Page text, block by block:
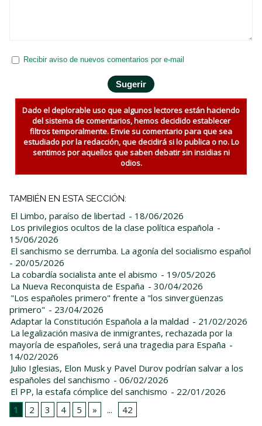
Recibir aviso de nuevos comentarios por e-mail
Dado el deplorable uso que algunos lectores están haciendo
del sistema de comentarios, hemos decidido establecer
filtros temporalmente. Envie su comentario para que sea
estudiado por la redacción, que decidirá si lo publica o no. Lo
sentimos por aquellos que saben debatir sin insidias ni
odios.
TAMBIÉN EN ESTA SECCIÓN:
El Limbo, paraíso de libertad - 18/06/2026
Los privilegios ocultos de la clase política española -
15/06/2026
El sanchismo se derrumba. La agonía del socialismo español
- 20/05/2026
La cobardía socialista ante el abismo - 19/05/2026
La Nueva Reconquista de España - 30/04/2026
"Los españoles primero" frente a "los sinvergüenzas
primero" - 23/04/2026
Adaptar la Constitución Española a la maldad - 21/02/2026
La legalización masiva de inmigrantes, rechazada por la
mayoría de españoles, será una tragedia para España -
14/02/2026
Julio Iglesias, Elon Musk y Pavel Durov podrían salvar a los
españoles del sanchismo - 06/02/2026
El PP, la estafa cómplice del sanchismo - 22/01/2026
1
2 3 4 5 » ... 42